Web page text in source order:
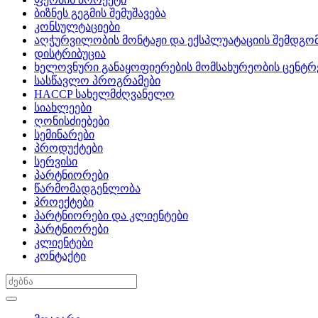
ბიზნეს გეგმის შემუშავება
კონსულტაციები
აღჭურვილობის მონტაჟი და ექსპლუატაციის
დისტრიბუცია
ხელოვნური განაყოფიერების მომსახურეობის
სასწავლო პროგრამები
HACCP სახელმძღვანელო
სიახლეები
ღონისძიებები
სემინარები
პროდუქტები
სერვისი
პარტნიორები
წარმომადგენლობა
პროექტები
პარტნიორები და კლიენტები
პარტნიორები
კლიენტები
კონტაქტი